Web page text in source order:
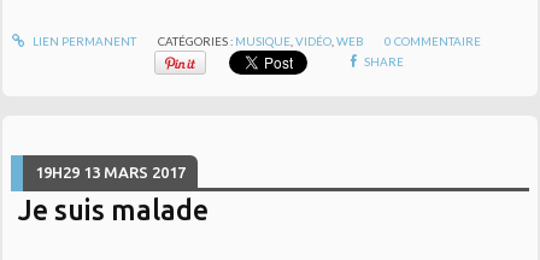
LIEN PERMANENT CATÉGORIES : MUSIQUE, VIDÉO, WEB 0 COMMENTAIRE
SHARE
19H29 13 MARS 2017
Je suis malade